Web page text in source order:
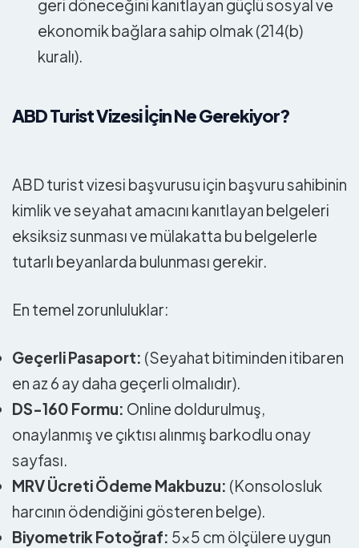
geri döneceğini kanıtlayan güçlü sosyal ve
ekonomik bağlara sahip olmak (214(b)
kuralı).
ABD Turist Vizesi İçin Ne Gerekiyor?
ABD turist vizesi başvurusu için başvuru sahibinin
kimlik ve seyahat amacını kanıtlayan belgeleri
eksiksiz sunması ve mülakatta bu belgelerle
tutarlı beyanlarda bulunması gerekir.
En temel zorunluluklar:
Geçerli Pasaport: (Seyahat bitiminden itibaren
en az 6 ay daha geçerli olmalıdır).
DS-160 Formu: Online doldurulmuş,
onaylanmış ve çıktısı alınmış barkodlu onay
sayfası.
MRV Ücreti Ödeme Makbuzu: (Konsolosluk
harcının ödendiğini gösteren belge).
Biyometrik Fotoğraf: 5×5 cm ölçülere uygun